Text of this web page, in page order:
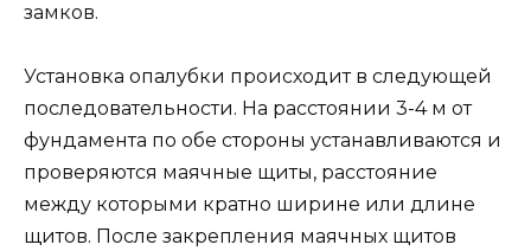
замков.
Установка опалубки происходит в следующей
последовательности. На расстоянии 3-4 м от
фундамента по обе стороны устанавливаются и
проверяются маячные щиты, расстояние
между которыми кратно ширине или длине
щитов. После закрепления маячных щитов